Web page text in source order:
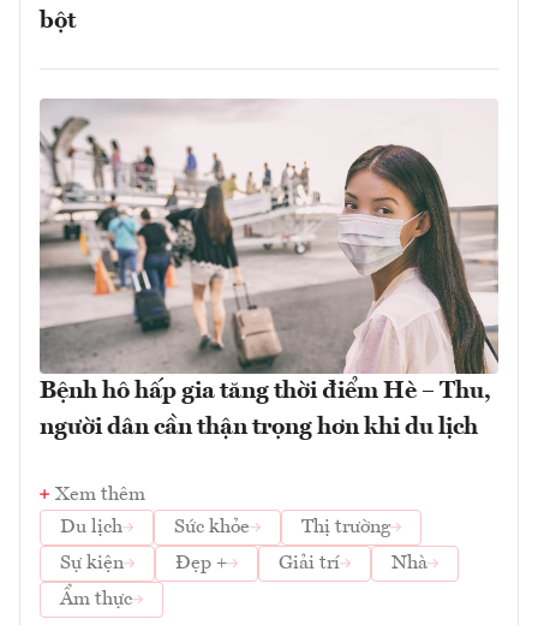
bột
Bệnh hô hấp gia tăng thời điểm Hè – Thu,
người dân cần thận trọng hơn khi du lịch
Xem thêm
Du lịch
Sức khỏe
Thị trường
Sự kiện
Đẹp + Giải trí
Nhà
Ẩm thực